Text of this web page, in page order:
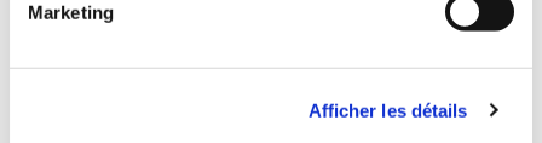
Marketing
Afficher les détails
antibakterielle Wirkungen, welche der Vermehrung von
Bakterien effizient vorbeugen, um eine gesundheitlich